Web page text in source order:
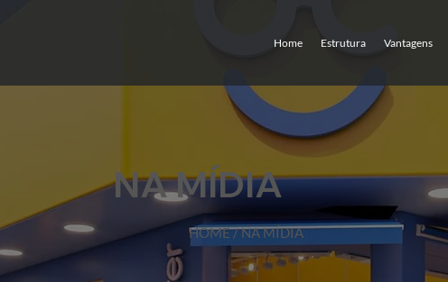
Home Estrutura Vantagens
NA MÍDIA
HOME/ NA MÍDIA